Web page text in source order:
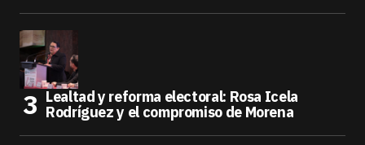
Lealtad y reforma electoral: Rosa Icela
Rodríguez y el compromiso de Morena